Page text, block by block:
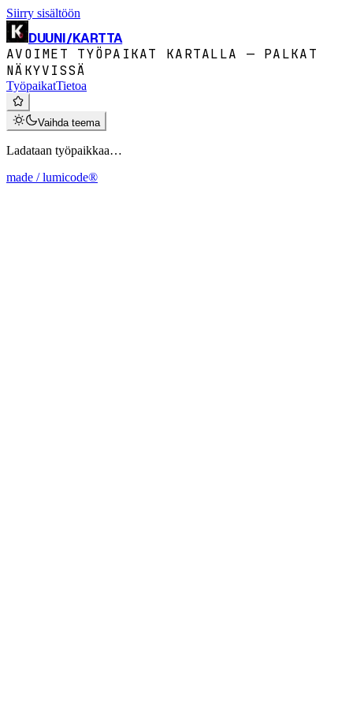
Siirry sisältöön
DUUNI/KARTTA
AVOIMET TYÖPAIKAT KARTALLA — PALKAT
NÄKYVISSÄ
TyöpaikatTietoa
Vaihda teema
Ladataan työpaikkaa…
made / lumicode®